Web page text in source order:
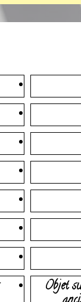
Objet